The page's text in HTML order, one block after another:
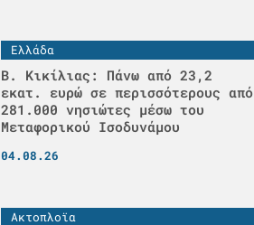
Ελλάδα
Β. Κικίλιας: Πάνω από 23,2
εκατ. ευρώ σε περισσότερους από
281.000 νησιώτες μέσω του
Μεταφορικού Ισοδυνάμου
04.08.26
Ακτοπλοϊα